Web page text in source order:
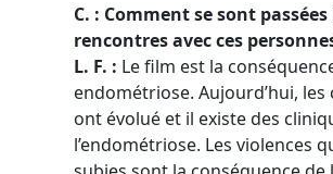
C. : Comment se sont passées
rencontres avec ces
L. F. : Le film est la
endométriose. Aujourd’hui, les
ont évolué et il existe des
l’endométriose. Les violences